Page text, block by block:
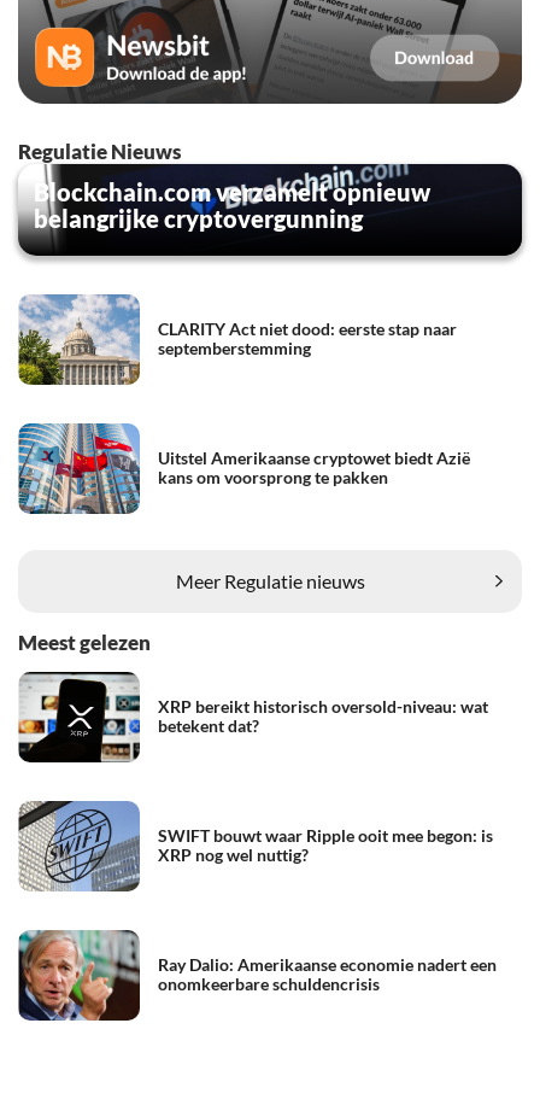
Regulatie Nieuws
Blockchain.com verzamelt opnieuw
belangrijke cryptovergunning
CLARITY Act niet dood: eerste stap naar
septemberstemming
Uitstel Amerikaanse cryptowet biedt Azië
kans om voorsprong te pakken
Meer Regulatie nieuws
Meest gelezen
XRP bereikt historisch oversold-niveau: wat
betekent dat?
SWIFT bouwt waar Ripple ooit mee begon: is
XRP nog wel nuttig?
Ray Dalio: Amerikaanse economie nadert een
onomkeerbare schuldencrisis